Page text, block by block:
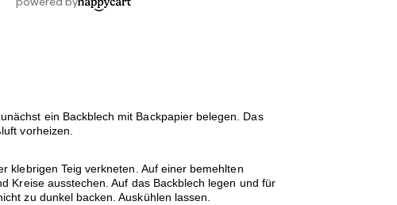
ein Backblech mit Backpapier belegen. Das
vorheizen.
klebrigen Teig verkneten. Auf einer bemehlten
Kreise ausstechen. Auf das Backblech legen und für
zu dunkel backen. Auskühlen lassen.